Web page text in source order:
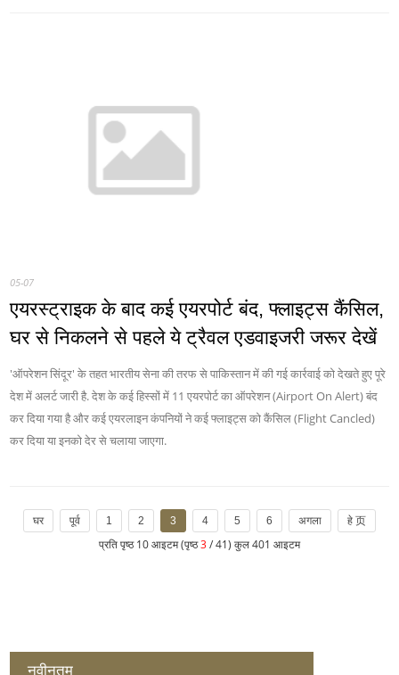
05-07
एयरस्ट्राइक के बाद कई एयरपोर्ट बंद, फ्लाइट्स कैंसिल,
घर से निकलने से पहले ये ट्रैवल एडवाइजरी जरूर देखें
'ऑपरेशन सिंदूर' के तहत भारतीय सेना की तरफ से पाकिस्तान में की गई कार्रवाई को देखते हुए पूरे
देश में अलर्ट जारी है. देश के कई हिस्सों में 11 एयरपोर्ट का ऑपरेशन (Airport On Alert) बंद
कर दिया गया है और कई एयरलाइन कंपनियों ने कई फ्लाइट्स को कैंसिल (Flight Cancled)
कर दिया या इनको देर से चलाया जाएगा.
घर पूर्व 1 2 3 4 5 6 अगला हे 页
प्रति पृष्ठ 10 आइटम (पृष्ठ3/ 41) कुल 401 आइटम
नवीनतम